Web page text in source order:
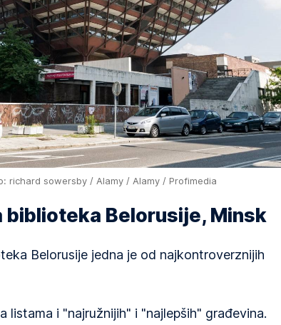
richard sowersby / Alamy / Alamy / Profimedia
biblioteka Belorusije, Minsk
Belorusije jedna je od najkontroverznijih
listama i "najružnijih" i "najlepših" građevina.